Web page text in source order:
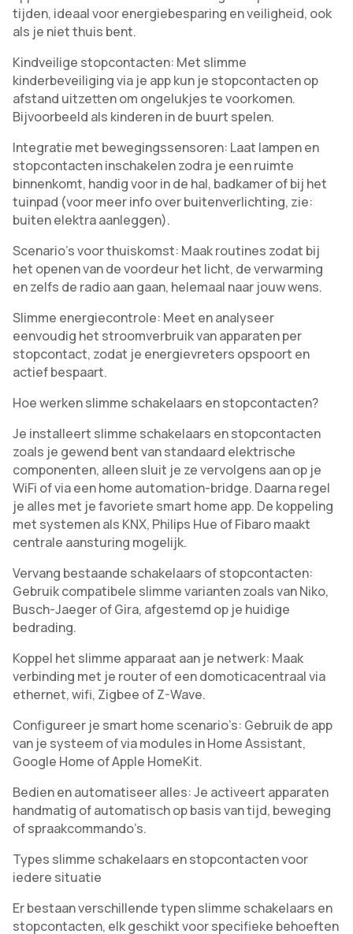
tijden, ideaal voor energiebesparing en veiligheid, ook
als je niet thuis bent.
Kindveilige stopcontacten: Met slimme
kinderbeveiliging via je app kun je stopcontacten op
afstand uitzetten om ongelukjes te voorkomen.
Bijvoorbeeld als kinderen in de buurt spelen.
Integratie met bewegingssensoren: Laat lampen en
stopcontacten inschakelen zodra je een ruimte
binnenkomt, handig voor in de hal, badkamer of bij het
tuinpad (voor meer info over buitenverlichting, zie:
buiten elektra aanleggen).
Scenario’s voor thuiskomst: Maak routines zodat bij
het openen van de voordeur het licht, de verwarming
en zelfs de radio aan gaan, helemaal naar jouw wens.
Slimme energiecontrole: Meet en analyseer
eenvoudig het stroomverbruik van apparaten per
stopcontact, zodat je energievreters opspoort en
actief bespaart.
Hoe werken slimme schakelaars en stopcontacten?
Je installeert slimme schakelaars en stopcontacten
zoals je gewend bent van standaard elektrische
componenten, alleen sluit je ze vervolgens aan op je
WiFi of via een home automation-bridge. Daarna regel
je alles met je favoriete smart home app. De koppeling
met systemen als KNX, Philips Hue of Fibaro maakt
centrale aansturing mogelijk.
Vervang bestaande schakelaars of stopcontacten:
Gebruik compatibele slimme varianten zoals van Niko,
Busch-Jaeger of Gira, afgestemd op je huidige
bedrading.
Koppel het slimme apparaat aan je netwerk: Maak
verbinding met je router of een domoticacentraal via
ethernet, wifi, Zigbee of Z-Wave.
Configureer je smart home scenario’s: Gebruik de app
van je systeem of via modules in Home Assistant,
Google Home of Apple HomeKit.
Bedien en automatiseer alles: Je activeert apparaten
handmatig of automatisch op basis van tijd, beweging
of spraakcommando’s.
Types slimme schakelaars en stopcontacten voor
iedere situatie
Er bestaan verschillende typen slimme schakelaars en
stopcontacten, elk geschikt voor specifieke behoeften